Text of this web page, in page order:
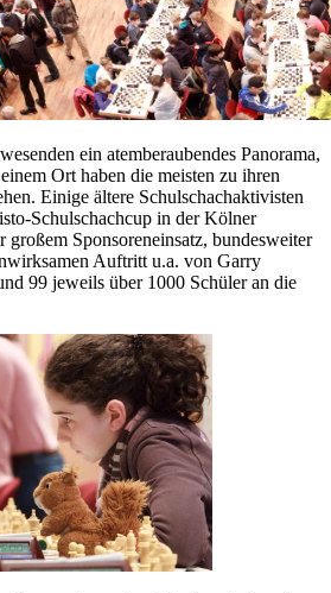
ein atemberaubendes Panorama,
Ort haben die meisten zu ihren
Einige ältere Schulschachaktivisten
Schulschachcup in der Kölner
großem Sponsoreneinsatz, bundesweiter
Auftritt u.a. von Garry
99 jeweils über 1000 Schüler an die